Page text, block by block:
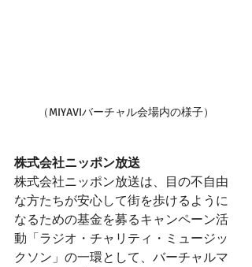
（MIYAVIバーチャル会場内の様子）
株式会社ニッポン放送
株式会社ニッポン放送は、目の不自由
な方たちが安心して街を歩けるように
なるための基金を募るキャンペーン活
動「ラジオ・チャリティ・ミュージッ
クソン」の一環として、バーチャルマ